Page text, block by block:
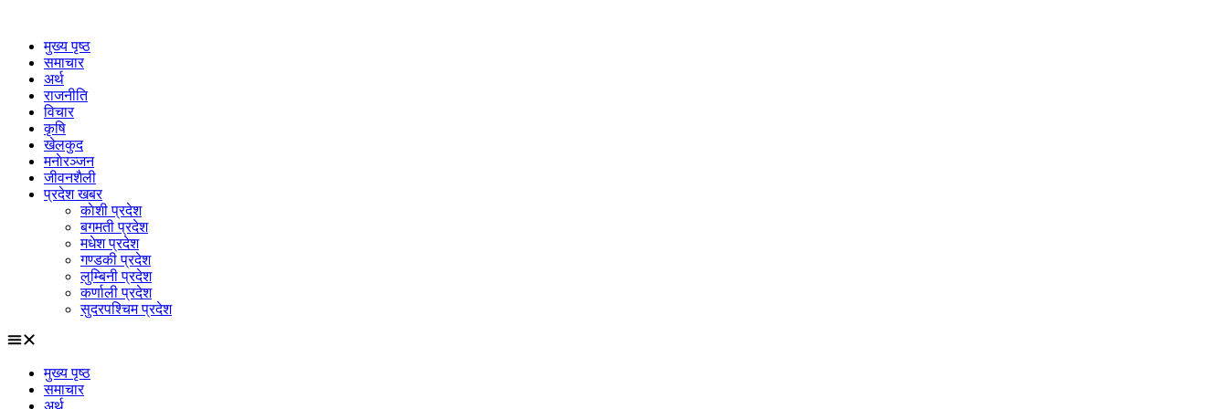
contentमुख्य पृष्ठ
समाचार
अर्थ
राजनीति
विचार
कृषि
खेलकुद
मनाेरञ्जन
जीवनशैली
प्रदेश खबर
काेशी प्रदेश
बगमती प्रदेश
मधेश प्रदेश
गण्डकी प्रदेश
लुम्बिनी प्रदेश
कर्णाली प्रदेश
सुदरपश्चिम प्रदेश
मुख्य पृष्ठ
समाचार
अर्थ